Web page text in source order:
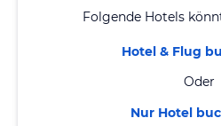
Folgende Hotels
Hotel & Flug
Oder
Nur Hotel